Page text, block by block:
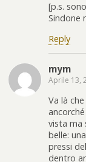
[p.s.
Sindone
Reply
mym
Aprile 13,
Va là
vista ma
belle:
pressi
dentro